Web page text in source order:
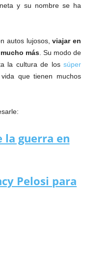
y su nombre se ha
autos lujosos,viajar en
más. Su modo de
la cultura de los súper
que tienen muchos
la guerra en
Pelosi para